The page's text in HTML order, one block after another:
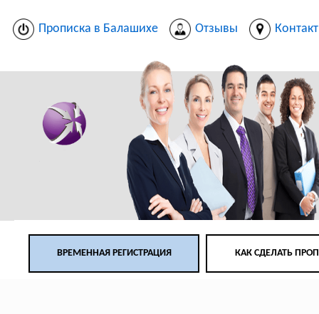
Прописка в Балашихе Отзывы
ВРЕМЕННАЯ РЕГИСТРАЦИЯ КАК СДЕЛАТЬ